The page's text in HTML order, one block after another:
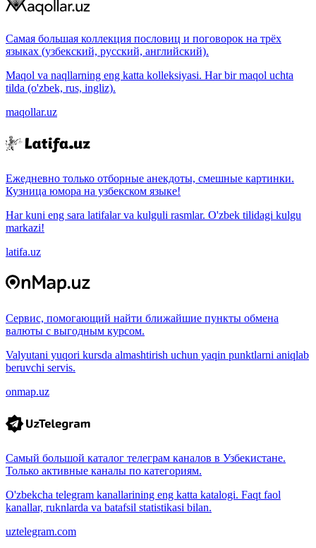
Самая большая коллекция пословиц и поговорок на трёх
языках (узбекский, русский, английский).
Maqol va naqllarning eng katta kolleksiyasi. Har bir maqol uchta
tilda (o'zbek, rus, ingliz).
maqollar.uz
Ежедневно только отборные анекдоты, смешные картинки.
Кузница юмора на узбекском языке!
Har kuni eng sara latifalar va kulguli rasmlar. O'zbek tilidagi kulgu
markazi!
latifa.uz
Сервис, помогающий найти ближайшие пункты обмена
валюты с выгодным курсом.
Valyutani yuqori kursda almashtirish uchun yaqin punktlarni aniqlab
beruvchi servis.
onmap.uz
Самый большой каталог телеграм каналов в Узбекистане.
Только активные каналы по категориям.
O'zbekcha telegram kanallarining eng katta katalogi. Faqt faol
kanallar, ruknlarda va batafsil statistikasi bilan.
uztelegram.com